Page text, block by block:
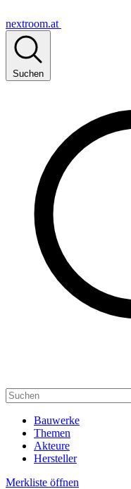
nextroom.at
Suchen
Bauwerke
Themen
Akteure
Hersteller
Merkliste öffnen